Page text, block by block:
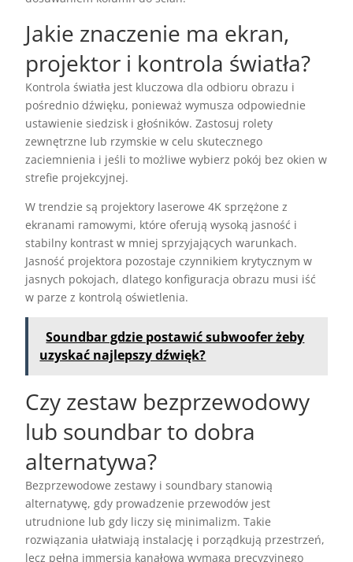
Jakie znaczenie ma ekran,
projektor i kontrola światła?
Kontrola światła jest kluczowa dla odbioru obrazu i
pośrednio dźwięku, ponieważ wymusza odpowiednie
ustawienie siedzisk i głośników. Zastosuj rolety
zewnętrzne lub rzymskie w celu skutecznego
zaciemnienia i jeśli to możliwe wybierz pokój bez okien w
strefie projekcyjnej.
W trendzie są projektory laserowe 4K sprzężone z
ekranami ramowymi, które oferują wysoką jasność i
stabilny kontrast w mniej sprzyjających warunkach.
Jasność projektora pozostaje czynnikiem krytycznym w
jasnych pokojach, dlatego konfiguracja obrazu musi iść
w parze z kontrolą oświetlenia.
Soundbar gdzie postawić subwoofer żeby
uzyskać najlepszy dźwięk?
Czy zestaw bezprzewodowy
lub soundbar to dobra
alternatywa?
Bezprzewodowe zestawy i soundbary stanowią
alternatywę, gdy prowadzenie przewodów jest
utrudnione lub gdy liczy się minimalizm. Takie
rozwiązania ułatwiają instalację i porządkują przestrzeń,
lecz pełna immersja kanałowa wymaga precyzyjnego